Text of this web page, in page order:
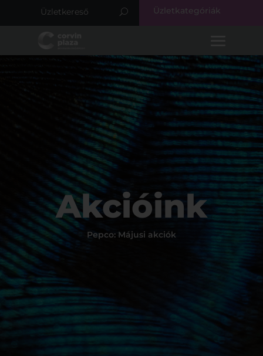
Üzletkategóriák
Akcióink
Pepco: Májusi akciók